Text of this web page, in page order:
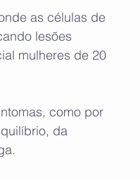
as células de
lesões
mulheres de 20
como por
da